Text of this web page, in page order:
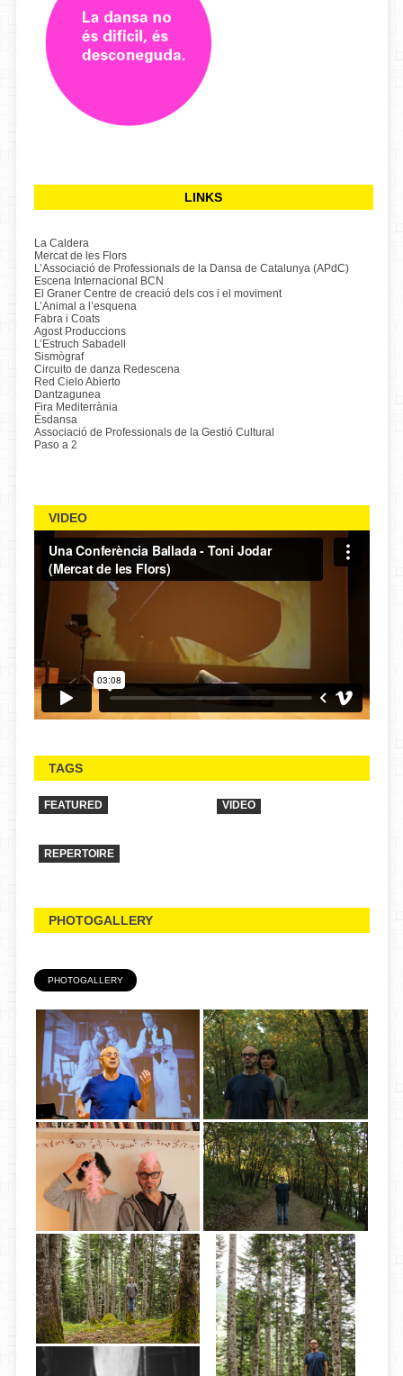
LINKS
La Caldera
Mercat de les Flors
L’Associació de Professionals de la Dansa de Catalunya (APdC)
Escena Internacional BCN
El Graner Centre de creació dels cos i el moviment
L’Animal a l’esquena
Fabra i Coats
Agost Produccions
L’Estruch Sabadell
Sismògraf
Circuito de danza Redescena
Red Cielo Abierto
Dantzagunea
Fira Mediterrània
Ésdansa
Associació de Professionals de la Gestió Cultural
Paso a 2
VIDEO
TAGS
FEATURED
REPERTOIRE
VIDEO
PHOTOGALLERY
PHOTOGALLERY